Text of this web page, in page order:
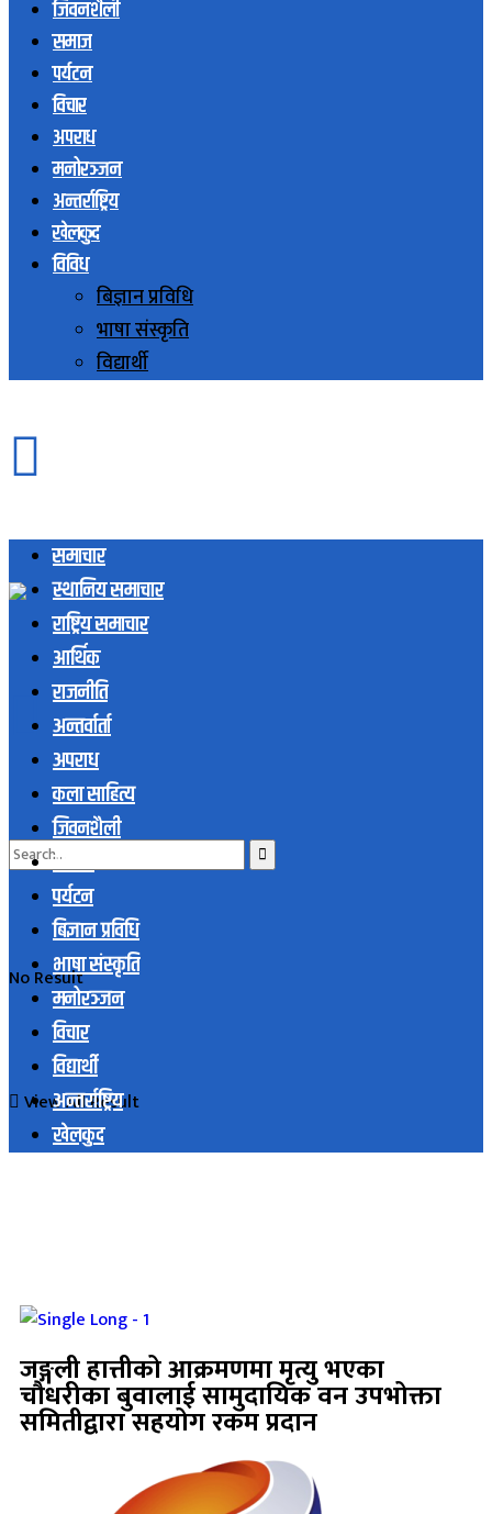
जिवनशैली
समाज
पर्यटन
विचार
अपराध
मनोरञ्जन
अन्तर्राष्ट्रिय
खेलकुद
विविध
बिज्ञान प्रविधि
भाषा संस्कृति
विद्यार्थी
No Result
View All Result
समाचार
स्थानिय समाचार
राष्ट्रिय समाचार
आर्थिक
राजनीति
अन्तर्वार्ता
अपराध
कला साहित्य
जिवनशैली
समाज
पर्यटन
बिज्ञान प्रविधि
भाषा संस्कृति
मनोरञ्जन
विचार
विद्यार्थी
अन्तर्राष्ट्रिय
खेलकुद
जङ्गली हात्तीको आक्रमणमा मृत्यु भएका
चौधरीका बुवालाई सामुदायिक वन उपभोक्ता
समितीद्वारा सहयोग रकम प्रदान